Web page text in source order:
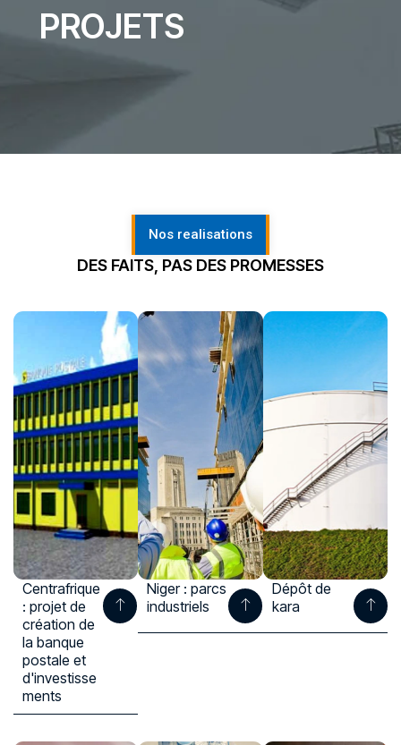
PROJETS
Nos realisations
DES FAITS, PAS DES PROMESSES
Centrafrique
: projet de
création de
la banque
postale et
d'investisse
ments
Niger : parcs
industriels
Dépôt de
kara